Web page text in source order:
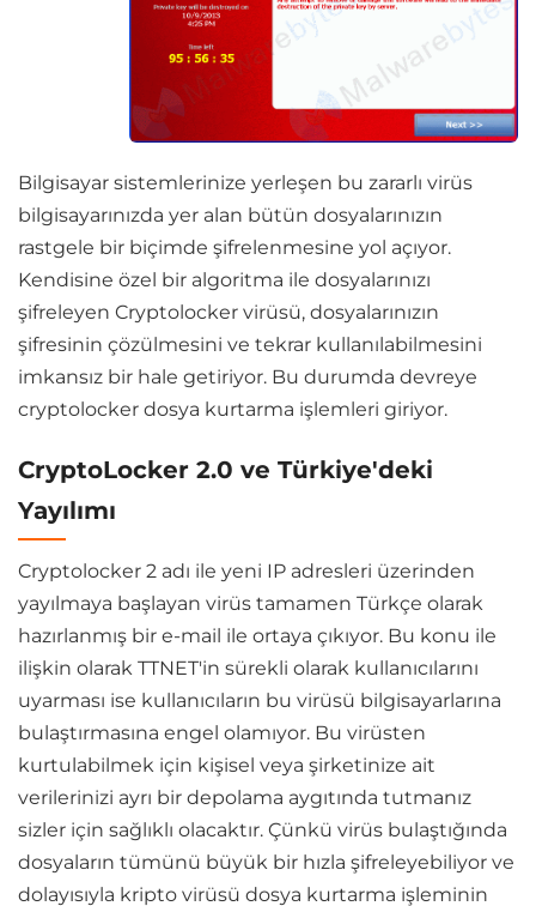
Bilgisayar sistemlerinize yerleşen bu zararlı virüs
bilgisayarınızda yer alan bütün dosyalarınızın
rastgele bir biçimde şifrelenmesine yol açıyor.
Kendisine özel bir algoritma ile dosyalarınızı
şifreleyen Cryptolocker virüsü, dosyalarınızın
şifresinin çözülmesini ve tekrar kullanılabilmesini
imkansız bir hale getiriyor. Bu durumda devreye
cryptolocker dosya kurtarma işlemleri giriyor.
CryptoLocker 2.0 ve Türkiye'deki
Yayılımı
Cryptolocker 2 adı ile yeni IP adresleri üzerinden
yayılmaya başlayan virüs tamamen Türkçe olarak
hazırlanmış bir e-mail ile ortaya çıkıyor. Bu konu ile
ilişkin olarak TTNET'in sürekli olarak kullanıcılarını
uyarması ise kullanıcıların bu virüsü bilgisayarlarına
bulaştırmasına engel olamıyor. Bu virüsten
kurtulabilmek için kişisel veya şirketinize ait
verilerinizi ayrı bir depolama aygıtında tutmanız
sizler için sağlıklı olacaktır. Çünkü virüs bulaştığında
dosyaların tümünü büyük bir hızla şifreleyebiliyor ve
dolayısıyla kripto virüsü dosya kurtarma işleminin